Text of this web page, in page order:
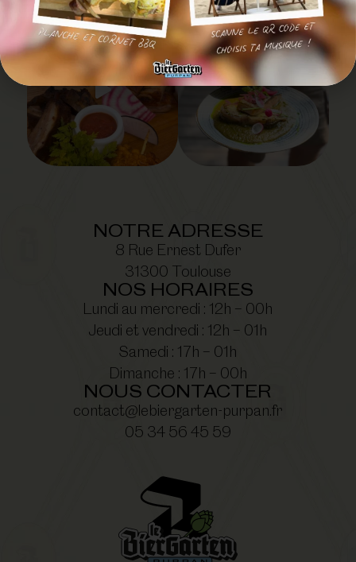
NOTRE ADRESSE
8 Rue Ernest Dufer
31300 Toulouse
NOS HORAIRES
Lundi au mercredi : 12h – 00h
Jeudi et vendredi : 12h – 01h
Samedi : 17h – 01h
Dimanche : 17h – 00h
NOUS CONTACTER
contact@lebiergarten-purpan.fr
05 34 56 45 59